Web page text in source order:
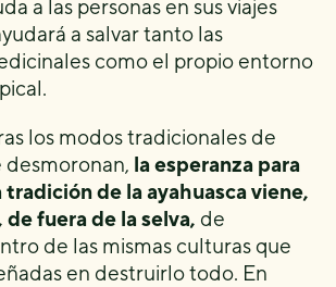
a las personas en sus viajes
a salvar tanto las
como el propio entorno
los modos tradicionales de
desmoronan, la esperanza para
de la ayahuasca viene,
fuera de la selva, de
de las mismas culturas que
en destruirlo todo. En